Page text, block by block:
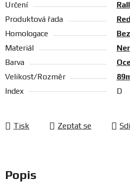
Určení
Produktová řada
Homologace
Materiál
Barva
Velikost/Rozměr
Index
D
Tisk Zeptat se
Popis